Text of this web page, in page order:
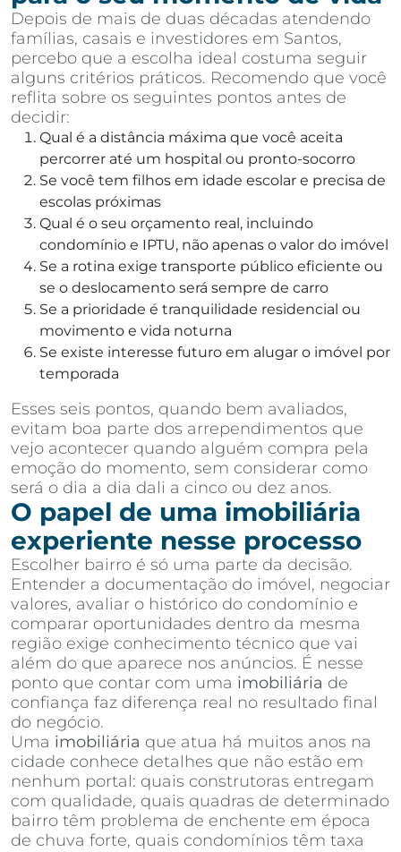
Depois de mais de duas décadas atendendo
famílias, casais e investidores em Santos,
percebo que a escolha ideal costuma seguir
alguns critérios práticos. Recomendo que você
reflita sobre os seguintes pontos antes de
decidir:
Qual é a distância máxima que você aceita
percorrer até um hospital ou pronto-socorro
Se você tem filhos em idade escolar e precisa de
escolas próximas
Qual é o seu orçamento real, incluindo
condomínio e IPTU, não apenas o valor do imóvel
Se a rotina exige transporte público eficiente ou
se o deslocamento será sempre de carro
Se a prioridade é tranquilidade residencial ou
movimento e vida noturna
Se existe interesse futuro em alugar o imóvel por
temporada
Esses seis pontos, quando bem avaliados,
evitam boa parte dos arrependimentos que
vejo acontecer quando alguém compra pela
emoção do momento, sem considerar como
será o dia a dia dali a cinco ou dez anos.
O papel de uma imobiliária
experiente nesse processo
Escolher bairro é só uma parte da decisão.
Entender a documentação do imóvel, negociar
valores, avaliar o histórico do condomínio e
comparar oportunidades dentro da mesma
região exige conhecimento técnico que vai
além do que aparece nos anúncios. É nesse
ponto que contar com uma imobiliária de
confiança faz diferença real no resultado final
do negócio.
Uma imobiliária que atua há muitos anos na
cidade conhece detalhes que não estão em
nenhum portal: quais construtoras entregam
com qualidade, quais quadras de determinado
bairro têm problema de enchente em época
de chuva forte, quais condomínios têm taxa